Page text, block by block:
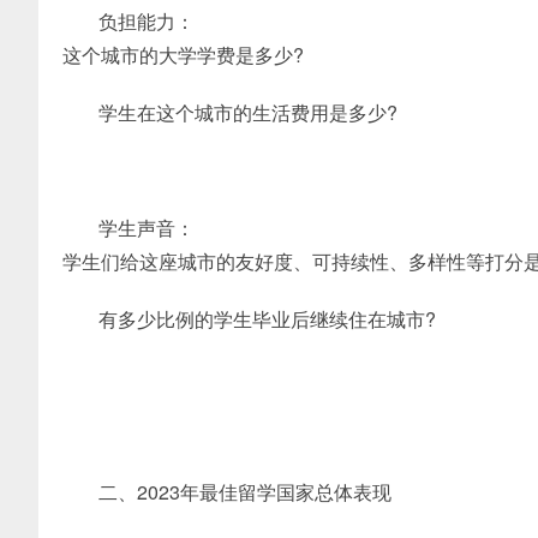
负担能力：
这个城市的大学学费是多少?
学生在这个城市的生活费用是多少?
学生声音：
学生们给这座城市的友好度、可持续性、多样性等打分
有多少比例的学生毕业后继续住在城市?
二、2023年最佳留学国家总体表现